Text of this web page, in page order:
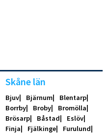
Skåne län
Bjuv Bjärnum
Blentarp
Borrby
Broby
Bromölla
Brösarp
Båstad
Eslöv
Finja
Fjälkinge
Furulund